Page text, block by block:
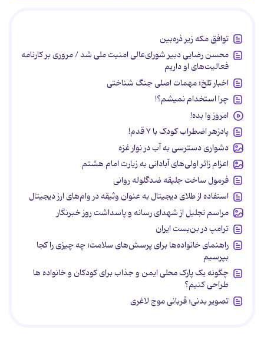
توافق مکه زیر ذره‌بین
محسن رضایی دبیر شورای‌عالی امنیت ملی شد / مروری بر کارنامه
فعالیت‌های او داریم
اخبار تلخ؛ مهمات اصلی جنگ شناختی
چرا استخدام نمیشم؟!
امروز وا بده!
پادزهر اضطراب کودک با ۷ قدم!
دشواری دسترسی به آب در نوار غزه
اعزام زائر اولی‌های آبادانی به زیارت امام هشتم
فرمول ساخت جلیقه ضدگلوله روانی
استفاده از طلای دیجیتال به عنوان وثیقه در وام‌های ارز دیجیتال
مراسم تجلیل از شهدای رسانه و پاسداشت روز خبرنگار
ترامپ در بن‌بست ایران
راهنمای خانواده‌ها برای پرسش‌های سلامت؛ چه چیزی را کجا
بپرسیم
چگونه یک پارک محلی ایمن و جذاب برای کودکان و خانواده ها
طراحی کنیم؟
تصویر بدنی؛ قربانی موج لاغری